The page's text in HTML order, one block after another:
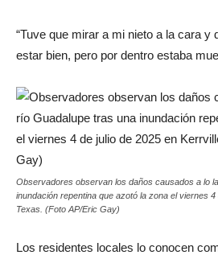
“Tuve que mirar a mi nieto a la cara y
estar bien, pero por dentro estaba
Observadores observan los daños causados ​​a lo
inundación repentina que azotó la zona el viernes 4
Texas. (Foto AP/Eric Gay)
Los residentes locales lo conocen